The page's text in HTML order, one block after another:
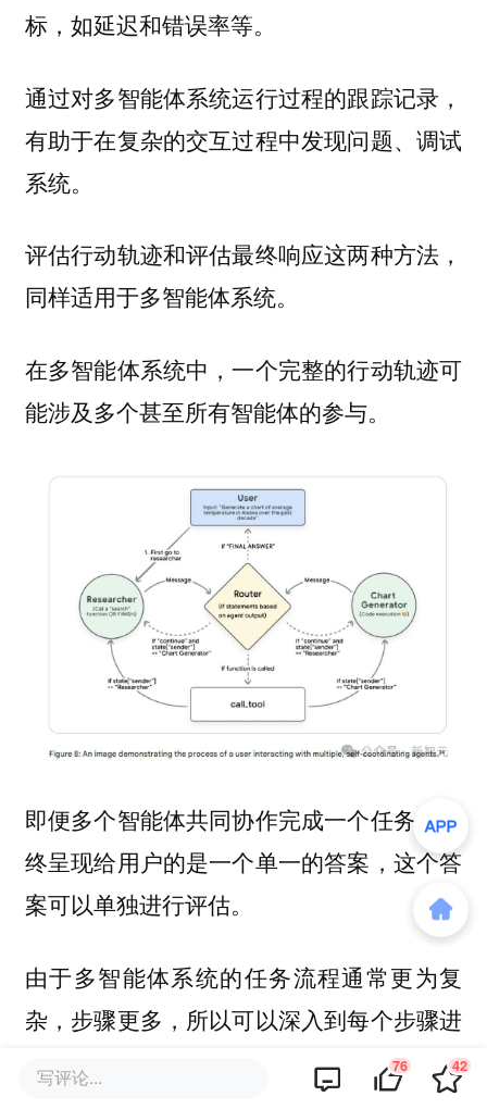
标，如延迟和错误率等。
通过对多智能体系统运行过程的跟踪记录，
有助于在复杂的交互过程中发现问题、调试
系统。
评估行动轨迹和评估最终响应这两种方法，
同样适用于多智能体系统。
在多智能体系统中，一个完整的行动轨迹可
能涉及多个甚至所有智能体的参与。
即便多个智能体共同协作完成一个任务，最
终呈现给用户的是一个单一的答案，这个答
案可以单独进行评估。
由于多智能体系统的任务流程通常更为复
杂，步骤更多，所以可以深入到每个步骤进
行细致评估。行动轨迹评估是一种可行的、
写评论... 76 42